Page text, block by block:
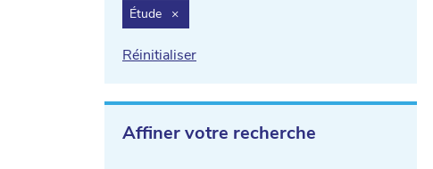
Étude ×filter.delete
Réinitialiser
Affiner votre recherche